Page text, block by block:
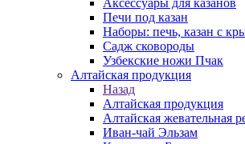
Аксессуары для казанов
Печи под казан
Наборы: печь, казан с
Садж сковороды
Узбекские ножи Пчак
Алтайская продукция
Назад
Алтайская продукция
Алтайская жевательная
Иван-чай Эльзам